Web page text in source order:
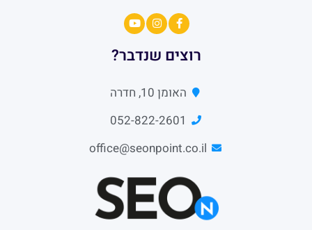
רוצים שנדבר?
האומן 10, חדרה
052-822-2601
office@seonpoint.co.il